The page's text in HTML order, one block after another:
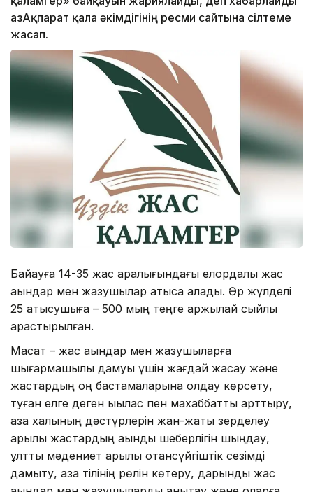
ҚазАқпарат қала әкімдігінің ресми сайтына сілтеме
жасап.
Байқауға 14-35 жас аралығындағы елордалық жас
ақындар мен жазушылар қатыса алады. Әр жүлделі
25 қатысушыға – 500 мың теңге қаржылай сыйлық
қарастырылған.
Мақсат – жас ақындар мен жазушыларға
шығармашылық дамуы үшін жағдай жасау және
жастардың оң бастамаларына қолдау көрсету,
туған елге деген ықылас пен махаббатты арттыру,
қазақ халқының дәстүрлерін жан-жақты зерделеу
арқылы жастардың ақындық шеберлігін шыңдау,
ұлттық мәдениет арқылы отансүйгіштік сезімді
дамыту, қазақ тілінің рөлін көтеру, дарынды жас